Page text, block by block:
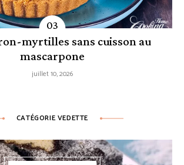
myrtilles sans cuisson au
mascarpone
juillet 10, 2026
CATÉGORIE VEDETTE